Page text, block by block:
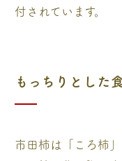
付されています。
もっちりとした
市田柿は「ころ柿